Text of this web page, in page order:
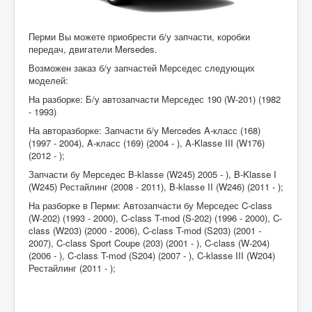
Перми Вы можете приобрести б/у запчасти, коробки
передач, двигатели Mersedes.
Возможен заказ б/у запчастей Мерседес следующих
моделей:
На разборке: Б/у автозапчасти Мерседес 190 (W-201) (1982
- 1993)
На авторазборке: Запчасти б/у Mercedes A-класс (168)
(1997 - 2004), A-класс (169) (2004 - ), A-Klasse III (W176)
(2012 - );
Запчасти бу Мерседес B-klasse (W245) 2005 - ), B-Klasse I
(W245) Рестайлинг (2008 - 2011), B-klasse II (W246) (2011 - );
На разборке в Перми: Автозапчасти бу Мерседес C-class
(W-202) (1993 - 2000), C-class T-mod (S-202) (1996 - 2000), C-
class (W203) (2000 - 2006), C-class T-mod (S203) (2001 -
2007), C-class Sport Coupe (203) (2001 - ), C-class (W-204)
(2006 - ), C-class T-mod (S204) (2007 - ), C-klasse III (W204)
Рестайлинг (2011 - );